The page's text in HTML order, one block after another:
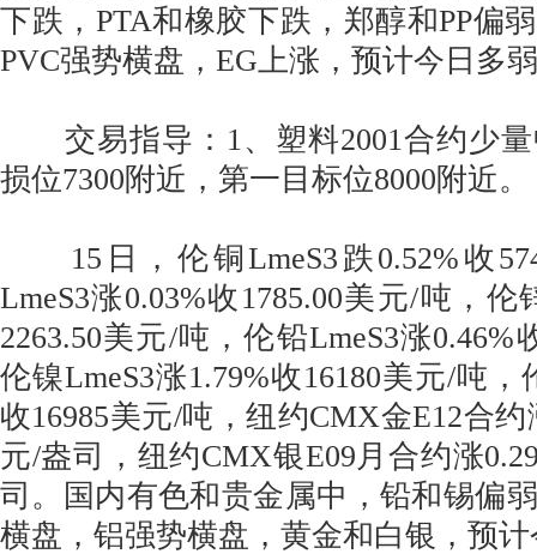
下跌，PTA和橡胶下跌，郑醇和PP偏
PVC强势横盘，EG上涨，预计今日多
交易指导：1、塑料2001合约少量
损位7300附近，第一目标位8000附近。
15日，伦铜LmeS3跌0.52%收
LmeS3涨0.03%收1785.00美元/吨，伦
2263.50美元/吨，伦铅LmeS3涨0.46%
伦镍LmeS3涨1.79%收16180美元/吨，
收16985美元/吨，纽约CMX金E12合约
元/盎司，纽约CMX银E09月合约涨
司。国内有色和贵金属中，铅和锡偏
横盘，铝强势横盘，黄金和白银，预